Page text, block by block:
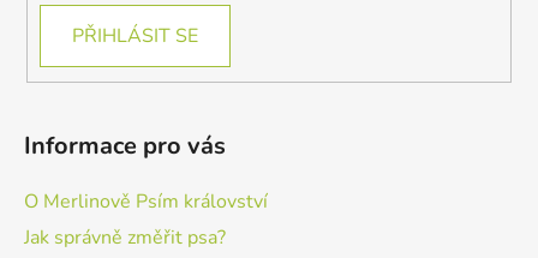
PŘIHLÁSIT SE
Informace pro vás
O Merlinově Psím království
Jak správně změřit psa?